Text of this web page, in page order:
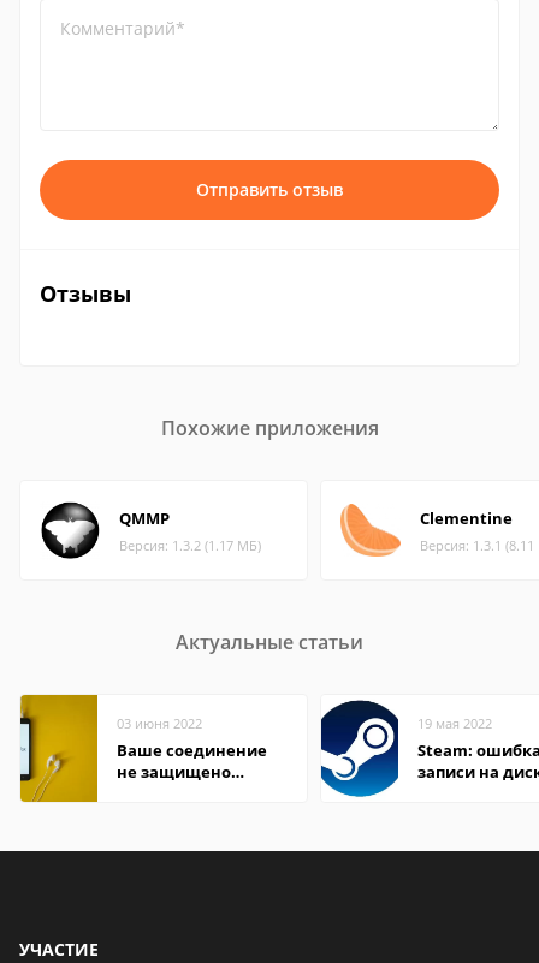
Комментарий*
Отправить отзыв
Отзывы
Похожие приложения
QMMP
Версия: 1.3.2 (1.17 МБ)
Clementine
Версия: 1.3.1
Актуальные статьи
03 июня 2022
Ваше соединение
не защищено
19 мая 2022
Steam:
записи на
УЧАСТИЕ